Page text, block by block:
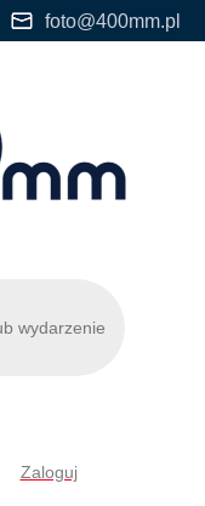
foto@400mm.pl
Zaloguj